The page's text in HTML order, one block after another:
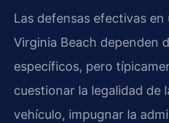
Las defensas efectivas en
Virginia Beach dependen
específicos, pero
cuestionar la legalidad de
vehículo, impugnar la